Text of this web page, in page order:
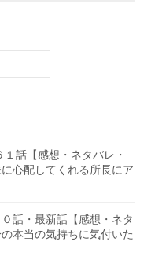
１話【感想・ネタバレ・
心配してくれる所長にア
話・最新話【感想・ネタ
本当の気持ちに気付いた